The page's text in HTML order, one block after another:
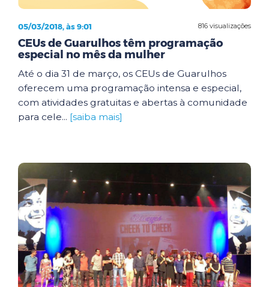
816 visualizações
05/03/2018, às 9:01
CEUs de Guarulhos têm programação
especial no mês da mulher
Até o dia 31 de março, os CEUs de Guarulhos
oferecem uma programação intensa e especial,
com atividades gratuitas e abertas à comunidade
para cele... [saiba mais]